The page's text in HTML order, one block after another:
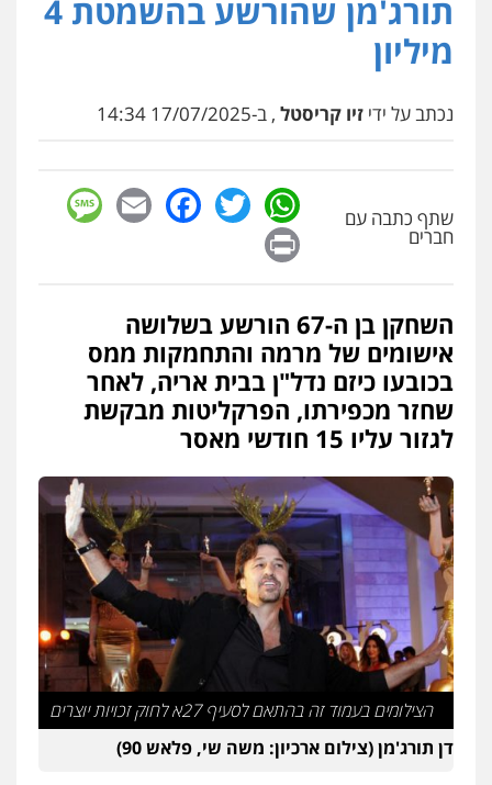
פלילי משפחה כלכלי צבאי
0507003001
עו"ד תומר בנישתי
פלילי מעצרים וחקירות צווארון לבן פשיעה
אלי אונגר משרד עו"ד
פשיעה חמורה
עו"ד שרון נהרי
פלילי צווארון לבן כלכלי פשיעה כלכלית
בינלאומי הליכי הסגרה
עו"ד (רו"ח) יואב ציוני
עבירות מס הלבנת הון שומות וערעורי מס
0505430819
עו"ד פאדי בראנסי
פלילי צווארון לבן עבירות בטחוניות מעצרים
וחקירות
0524122241
עו"ד ד"ר איתן פינקלשטיין
כלכלי הלבנת הון חילוט ייעוץ לעורכי דין
תורג'מן שהורשע בהשמטת 4
מיליון
נכתב על ידי זיו קריסטל , ב-17/07/2025 14:34
שתף כתבה עם
חברים
WhatsApp
Twitter
Facebook
Email
השחקן בן ה-67 הורשע בשלושה
אישומים של מרמה והתחמקות ממס
בכובעו כיזם נדל"ן בבית אריה, לאחר
שחזר מכפירתו, הפרקליטות מבקשת
לגזור עליו 15 חודשי מאסר
הצילומים בעמוד זה בהתאם לסעיף 27א לחוק זכויות יוצרים
דן תורג'מן (צילום ארכיון: משה שי, פלאש 90)